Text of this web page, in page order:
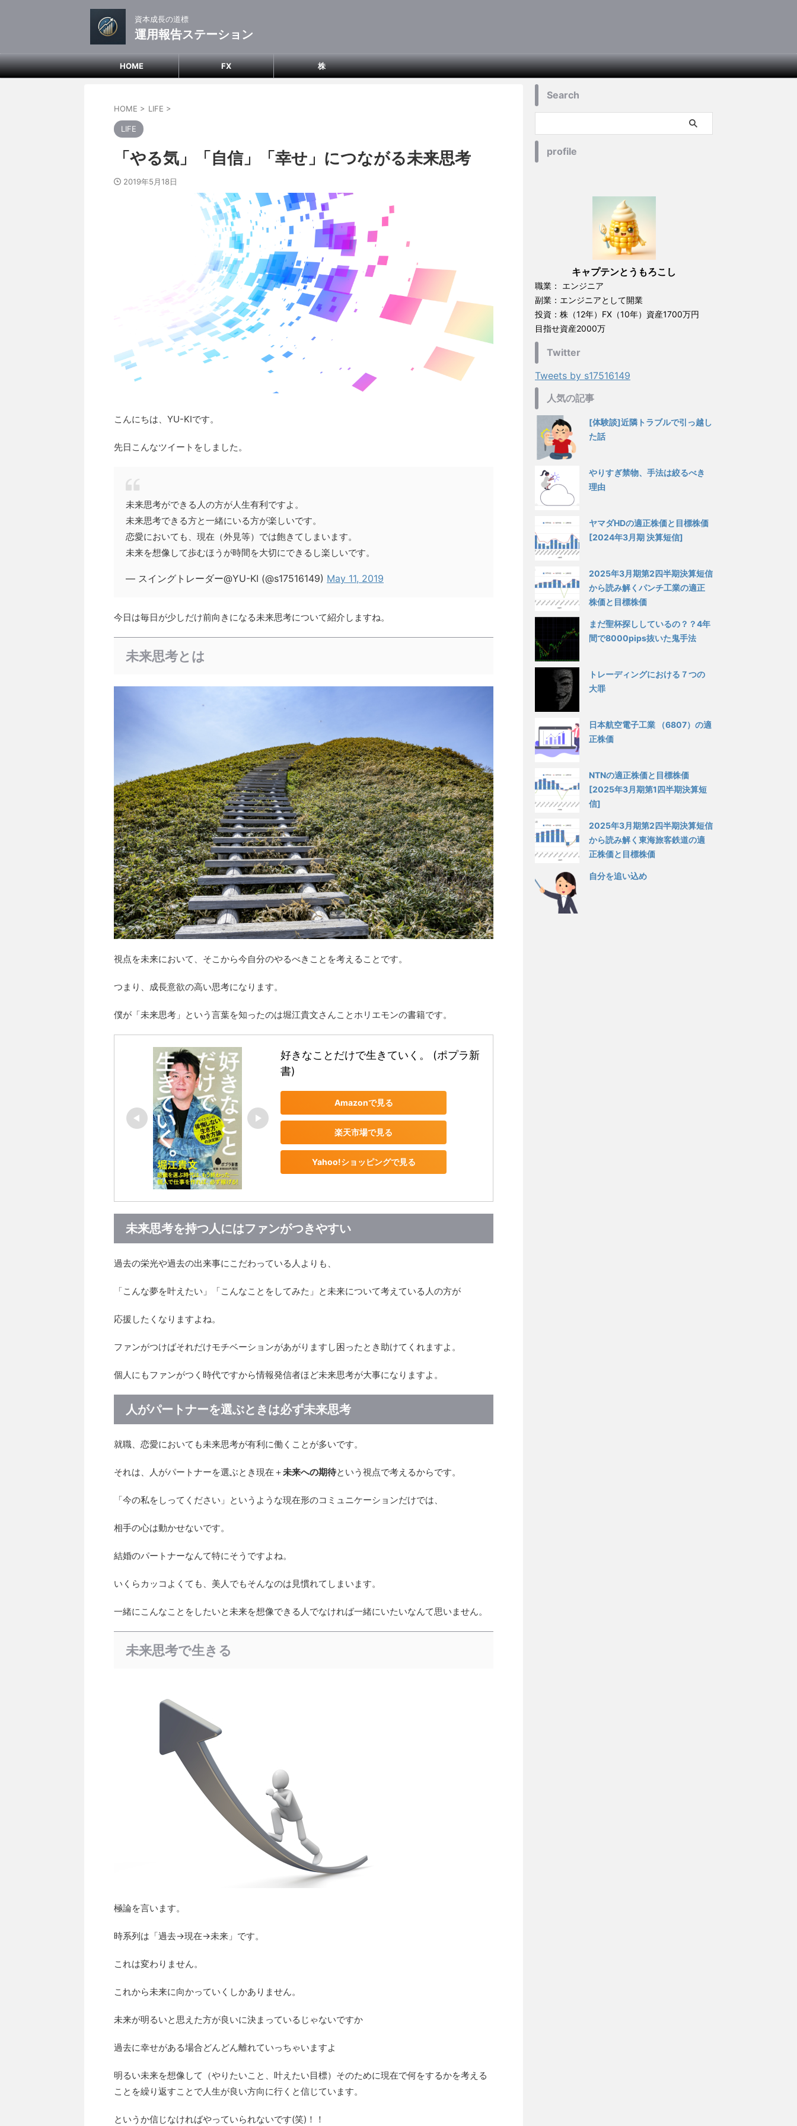
資本成長の道標
運用報告ステーション
HOME FX 株
HOME > LIFE >
LIFE
「やる気」「自信」「幸せ」につながる未来思考
2019年5月18日
こんにちは、YU-KIです。
先日こんなツイートをしました。
未来思考ができる人の方が人生有利ですよ。
未来思考できる方と一緒にいる方が楽しいです。
恋愛においても、現在（外見等）では飽きてしまいます。
未来を想像して歩むほうが時間を大切にできるし楽しいです。
— スイングトレーダー@YU-KI (@s17516149) May 11, 2019
今日は毎日が少しだけ前向きになる未来思考について紹介しますね。
未来思考とは
視点を未来において、そこから今自分のやるべきことを考えることです。
つまり、成長意欲の高い思考になります。
僕が「未来思考」という言葉を知ったのは堀江貴文さんことホリエモンの書籍です。
好きなことだけで生きていく。 (ポプラ新
書)
Amazonで見る
楽天市場で見る
Yahoo!ショッピングで見る
未来思考を持つ人にはファンがつきやすい
過去の栄光や過去の出来事にこだわっている人よりも、
「こんな夢を叶えたい」「こんなことをしてみた」と未来について考えている人の方が
応援したくなりますよね。
ファンがつけばそれだけモチベーションがあがりますし困ったとき助けてくれますよ。
個人にもファンがつく時代ですから情報発信者ほど未来思考が大事になりますよ。
人がパートナーを選ぶときは必ず未来思考
就職、恋愛においても未来思考が有利に働くことが多いです。
それは、人がパートナーを選ぶとき現在＋未来への期待という視点で考えるからです。
「今の私をしってください」というような現在形のコミュニケーションだけでは、
相手の心は動かせないです。
結婚のパートナーなんて特にそうですよね。
いくらカッコよくても、美人でもそんなのは見慣れてしまいます。
一緒にこんなことをしたいと未来を想像できる人でなければ一緒にいたいなんて思いません。
未来思考で生きる
極論を言います。
時系列は「過去→現在→未来」です。
これは変わりません。
これから未来に向かっていくしかありません。
未来が明るいと思えた方が良いに決まっているじゃないですか
過去に幸せがある場合どんどん離れていっちゃいますよ
明るい未来を想像して（やりたいこと、叶えたい目標）そのために現在で何をするかを考える
ことを繰り返すことで人生が良い方向に行くと信じています。
というか信じなければやっていられないです(笑)！！
Search
profile
キャプテンとうもろこし
職業： エンジニア
副業：エンジニアとして開業
投資：株（12年）FX（10年）資産1700万円
目指せ資産2000万
Twitter
Tweets by s17516149
人気の記事
[体験談]近隣トラブルで引っ越し
た話
やりすぎ禁物、手法は絞るべき
理由
ヤマダHDの適正株価と目標株価
[2024年3月期 決算短信]
2025年3月期第2四半期決算短信
から読み解くパンチ工業の適正
株価と目標株価
まだ聖杯探ししているの？？4年
間で8000pips抜いた鬼手法
トレーディングにおける７つの
大罪
日本航空電子工業 （6807）の適
正株価
NTNの適正株価と目標株価
[2025年3月期第1四半期決算短
信]
2025年3月期第2四半期決算短信
から読み解く東海旅客鉄道の適
正株価と目標株価
自分を追い込め